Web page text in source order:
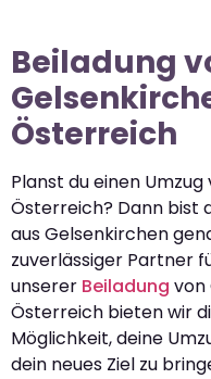
Beiladung
Österreich
Planst du einen
Österreich? Dann bist
aus Gelsenkirchen
zuverlässiger Partner
unserer Beiladung von
Österreich bieten wir
Möglichkeit, deine
dein neues Ziel zu